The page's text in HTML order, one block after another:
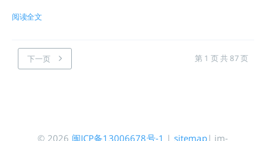
阅读全文
下一页 第 1 页 共 87 页
© 2026 闽ICP备13006678号-1 | sitemap| jm-